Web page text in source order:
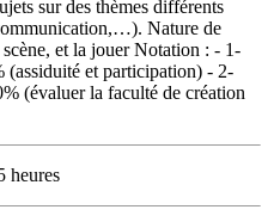
sur des thèmes différents
Nature de
scène, et la jouer Notation : - 1-
(assiduité et participation) - 2-
(évaluer la faculté de création
heures